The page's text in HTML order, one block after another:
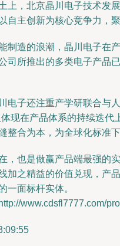
上，北京晶川电子技术发
自主创新为核心竞争力，
制造的浪潮，晶川电子在
司所推出的多类电子产品
电子还注重产学研联合与
现在产品体系的持续迭
整合为本，为全球化标准
，也是做赢产品端最强的
加之精益的价值兑现，产
一面标杆实体。
www.cdsfl7777.com/